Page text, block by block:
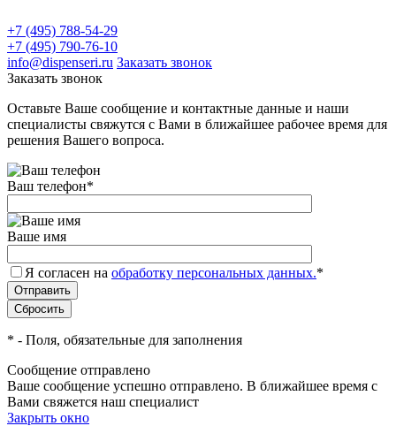
+7 (495) 788-54-29
+7 (495) 790-76-10
info@dispenseri.ru Заказать звонок
Заказать звонок
Оставьте Ваше сообщение и контактные данные и наши
специалисты свяжутся с Вами в ближайшее рабочее время для
решения Вашего вопроса.
Ваш телефон*
Ваше имя
Я согласен на обработку персональных данных.*
* - Поля, обязательные для заполнения
Сообщение отправлено
Ваше сообщение успешно отправлено. В ближайшее время с
Вами свяжется наш специалист
Закрыть окно